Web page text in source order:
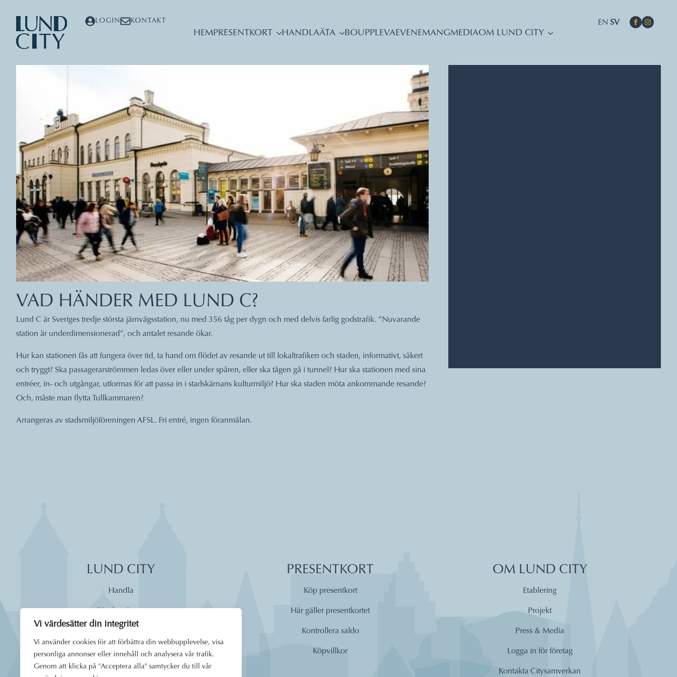
Vi värdesätter din integritet
Vi använder cookies för att förbättra din webbupplevelse, visa
personliga annonser eller innehåll och analysera vår trafik.
Genom att klicka på "Acceptera alla" samtycker du till vår
LOGIN KONTAKT EN SV
HEMPRESENTKORT HANDLAÄTA BOUPPLEVAEVENEMANGMEDIAOM LUND CITY
VAD HÄNDER MED LUND C?
Lund C är Sveriges tredje största järnvägsstation, nu med 356 tåg per dygn och med delvis farlig godstrafik. ”Nuvarande
station är underdimensionerad”, och antalet resande ökar.
Hur kan stationen fås att fungera över tid, ta hand om flödet av resande ut till lokaltrafiken och staden, informativt, säkert
och tryggt? Ska passagerarströmmen ledas över eller under spåren, eller ska tågen gå i tunnel? Hur ska stationen med sina
entréer, in- och utgångar, utformas för att passa in i stadskärnans kulturmiljö? Hur ska staden möta ankommande resande?
Och, måste man flytta Tullkammaren?
Arrangeras av stadsmiljöföreningen AFSL. Fri entré, ingen föranmälan.
LUND CITY
Handla
Äta
Dagens lunch
Boende
PRESENTKORT
Köp presentkort
Här gäller presentkortet
Kontrollera saldo
Köpvillkor
OM LUND CITY
Etablering
Projekt
Press & Media
Logga in för företag
Kontakta Citysamverkan